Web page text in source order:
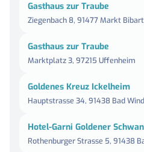
Gasthaus zur Traube
Ziegenbach 8, 91477 Markt Bibart
Gasthaus zur Traube
Marktplatz 3, 97215 Uffenheim
Goldenes Kreuz Ickelheim
Hauptstrasse 34, 91438 Bad
Hotel-Garni Goldener Schwan
Rothenburger Strasse 5, 91438